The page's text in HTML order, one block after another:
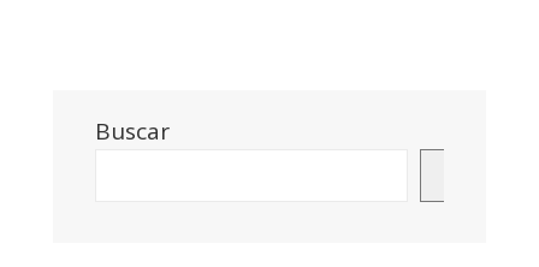
Buscar